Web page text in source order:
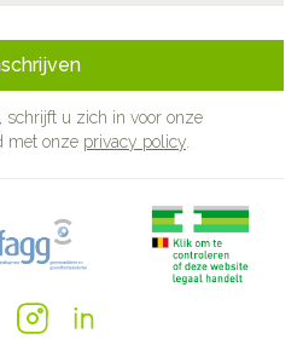
schrijft u zich in voor onze
met onze privacy policy